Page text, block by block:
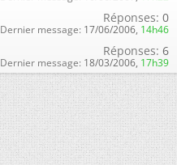
Réponses: 0
Dernier message: 17/06/2006, 14h46
Réponses: 6
Dernier message: 18/03/2006, 17h39